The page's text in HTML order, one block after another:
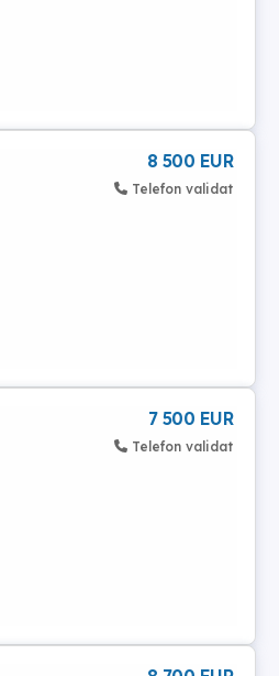
8 500 EUR
Telefon validat
7 500 EUR
Telefon validat